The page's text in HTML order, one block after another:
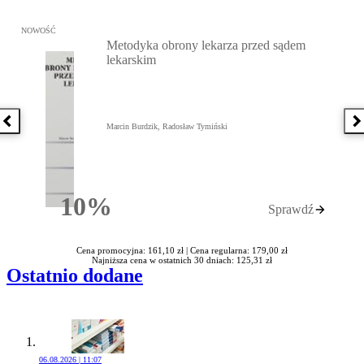
Poprzednia książka
Przejdź do: Metodyka obrony lekarza przed sądem lekarskim,
NOWOŚĆ
10%Rabatu
Metodyka obrony lekarza przed sądem
lekarskim
Marcin Burdzik, Radosław Tymiński
Sprawdź
Cena promocyjna: 161,10 zł | Cena regularna: 179,00 zł
Najniższa cena w ostatnich 30 dniach: 125,31 zł
Ostatnio dodane
06.08.2026 | 11:07